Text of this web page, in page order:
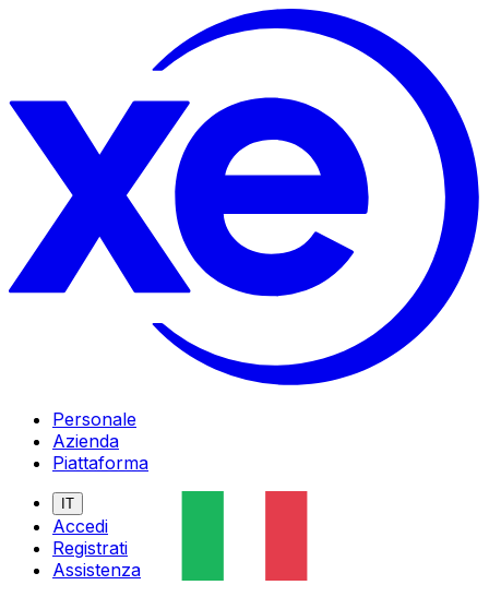
Personale
Azienda
Piattaforma
IT
Accedi
Registrati
Assistenza